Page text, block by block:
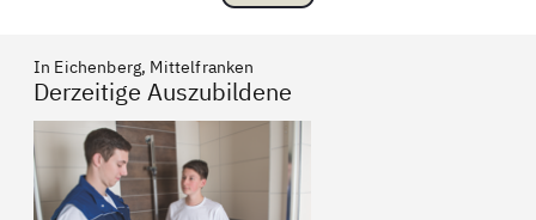
In Eichenberg, Mittelfranken
Derzeitige Auszubildene